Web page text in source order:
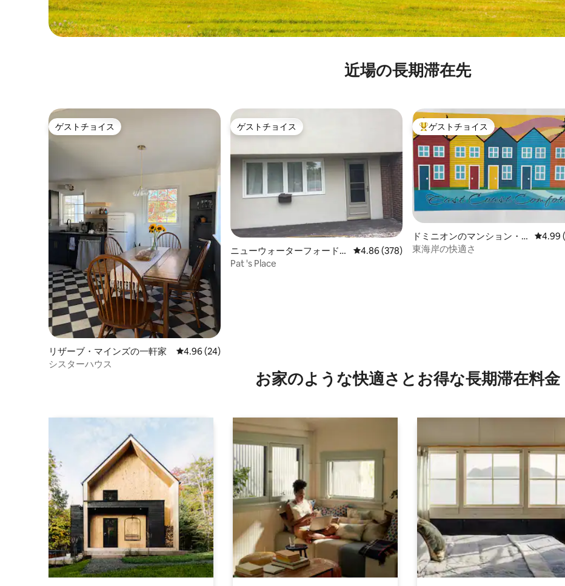
近場の長期滞在先
ゲストチョイス
ゲストチョイス
リザーブ・マインズの一軒家 レビュー24件、5つ星中4.96つ星の平均評価
4.96 (24)
シスターハウス
ゲストチョイス
ゲストチョイス
ニューウォーターフォードの
ゲストスイート
レビュー378件、5つ星中4.86つ星の平均評価
4.86 (378)
Pat 's Place
大好評のゲストチョイスです。
ゲストチョイス
ドミニオンのマンション・
アパート
レビュ
4.99
東海岸の快適さ
お家のような快⁠適⁠さ⁠とお⁠得⁠な長⁠期⁠滞⁠在料⁠金